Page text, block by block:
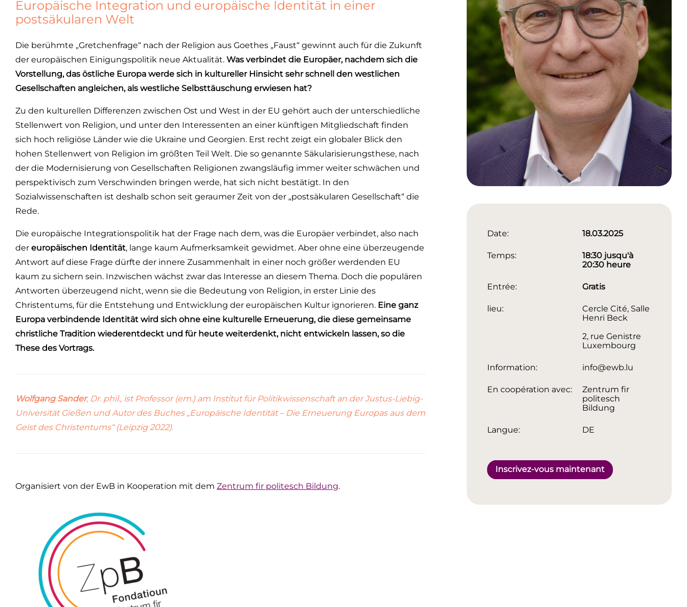
Europäische Integration und europäische Identität in einer
postsäkularen Welt
Die berühmte „Gretchenfrage“ nach der Religion aus Goethes „Faust“ gewinnt auch für die Zukunft
der europäischen Einigungspolitik neue Aktualität. Was verbindet die Europäer, nachdem sich die
Vorstellung, das östliche Europa werde sich in kultureller Hinsicht sehr schnell den westlichen
Gesellschaften angleichen, als westliche Selbsttäuschung erwiesen hat?
Zu den kulturellen Differenzen zwischen Ost und West in der EU gehört auch der unterschiedliche
Stellenwert von Religion, und unter den Interessenten an einer künftigen Mitgliedschaft finden
sich hoch religiöse Länder wie die Ukraine und Georgien. Erst recht zeigt ein globaler Blick den
hohen Stellenwert von Religion im größten Teil Welt. Die so genannte Säkularisierungsthese, nach
der die Modernisierung von Gesellschaften Religionen zwangsläufig immer weiter schwächen und
perspektivisch zum Verschwinden bringen werde, hat sich nicht bestätigt. In den
Sozialwissenschaften ist deshalb schon seit geraumer Zeit von der „postsäkularen Gesellschaft“ die
Rede.
Die europäische Integrationspolitik hat der Frage nach dem, was die Europäer verbindet, also nach
der europäischen Identität, lange kaum Aufmerksamkeit gewidmet. Aber ohne eine überzeugende
Antwort auf diese Frage dürfte der innere Zusammenhalt in einer noch größer werdenden EU
kaum zu sichern sein. Inzwischen wächst zwar das Interesse an diesem Thema. Doch die populären
Antworten überzeugend nicht, wenn sie die Bedeutung von Religion, in erster Linie des
Christentums, für die Entstehung und Entwicklung der europäischen Kultur ignorieren. Eine ganz
Europa verbindende Identität wird sich ohne eine kulturelle Erneuerung, die diese gemeinsame
christliche Tradition wiederentdeckt und für heute weiterdenkt, nicht entwickeln lassen, so die
These des Vortrags.
Wolfgang Sander, Dr. phil., ist Professor (em.) am Institut für Politikwissenschaft an der Justus-Liebig-
Universität Gießen und Autor des Buches „Europäische Identität – Die Erneuerung Europas aus dem
Geist des Christentums“ (Leipzig 2022).
Organisiert von der EwB in Kooperation mit dem Zentrum fir politesch Bildung.
Date: 18.03.2025
Temps:
18:30 jusqu'à
20:30 heure
Entrée: Gratis
lieu:
Cercle Cité, Salle
Henri Beck
2, rue Genistre
Luxembourg
Information: info@ewb.lu
En coopération avec:
Zentrum fir
politesch
Bildung
Langue: DE
Inscrivez-vous maintenant